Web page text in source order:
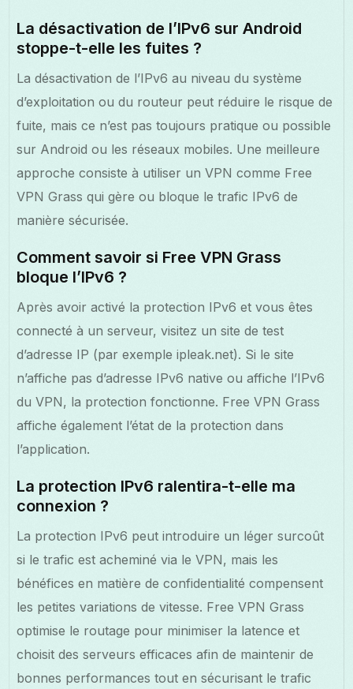
La désactivation de l’IPv6 sur Android
stoppe-t-elle les fuites ?
La désactivation de l’IPv6 au niveau du système
d’exploitation ou du routeur peut réduire le risque de
fuite, mais ce n’est pas toujours pratique ou possible
sur Android ou les réseaux mobiles. Une meilleure
approche consiste à utiliser un VPN comme Free
VPN Grass qui gère ou bloque le trafic IPv6 de
manière sécurisée.
Comment savoir si Free VPN Grass
bloque l’IPv6 ?
Après avoir activé la protection IPv6 et vous êtes
connecté à un serveur, visitez un site de test
d’adresse IP (par exemple ipleak.net). Si le site
n’affiche pas d’adresse IPv6 native ou affiche l’IPv6
du VPN, la protection fonctionne. Free VPN Grass
affiche également l’état de la protection dans
l’application.
La protection IPv6 ralentira-t-elle ma
connexion ?
La protection IPv6 peut introduire un léger surcoût
si le trafic est acheminé via le VPN, mais les
bénéfices en matière de confidentialité compensent
les petites variations de vitesse. Free VPN Grass
optimise le routage pour minimiser la latence et
choisit des serveurs efficaces afin de maintenir de
bonnes performances tout en sécurisant le trafic